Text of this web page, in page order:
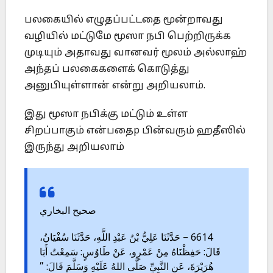
பலகையில் எழுதப்பட்டதை மூன்றாவது
வழியில் மட்டுமே மூஸா நபி பெற்றிருக்க
முடியும் அதாவது வானவர் மூலம் அல்லாஹ்
அந்தப் பலகைகளைக் கொடுத்து
அனுபியுள்ளான் என்று அறியலாம்.
இது மூஸா நபிக்கு மட்டும் உள்ள
சிறப்பாகும் என்பதைp பின்வரும் ஹதீஸில்
இருந்து அறியலாம்
صحيح البخاري
6614 – حَدَّثَنَا عَلِيُّ بْنُ عَبْدِ اللَّهِ، حَدَّثَنَا سُفْيَانُ،
قَالَ: حَفِظْنَاهُ مِنْ عَمْرٍو، عَنْ طَاوُسٍ: سَمِعْتُ أَبَا
هُرَيْرَةَ، عَنِ النَّبِيِّ صَلَّى اللهُ عَلَيْهِ وَسَلَّمَ قَالَ: ”